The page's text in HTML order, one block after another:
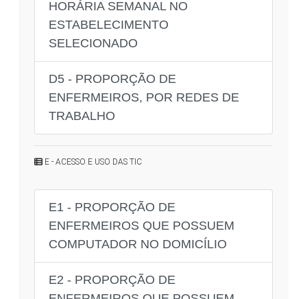
HORÁRIA SEMANAL NO
ESTABELECIMENTO
SELECIONADO
D5 - PROPORÇÃO DE
ENFERMEIROS, POR REDES DE
TRABALHO
E - ACESSO E USO DAS TIC
E1 - PROPORÇÃO DE
ENFERMEIROS QUE POSSUEM
COMPUTADOR NO DOMICÍLIO
E2 - PROPORÇÃO DE